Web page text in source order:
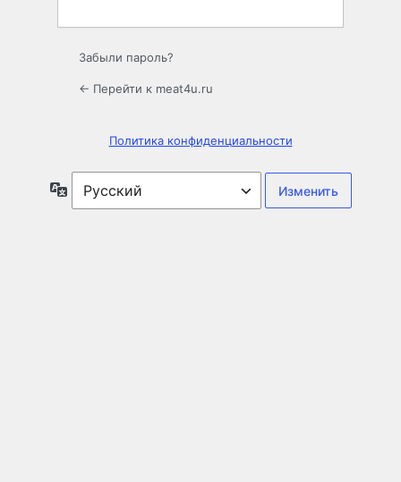
Забыли пароль?
← Перейти к meat4u.ru
Политика конфиденциальности
Язык